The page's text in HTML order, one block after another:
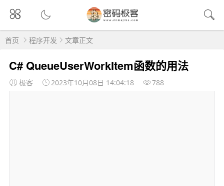
首页 程序开发 文章正文
C# QueueUserWorkItem函数的用法
极客 2023年10月08日 14:04:18 788